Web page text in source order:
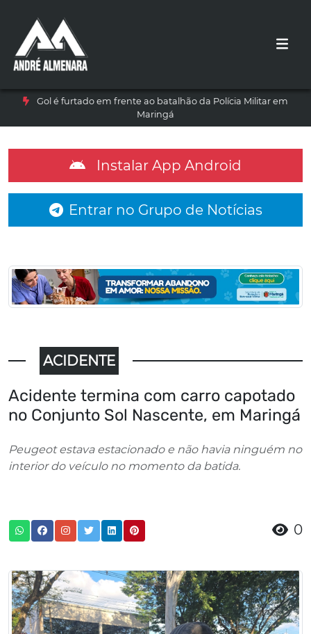
Gol é furtado em frente ao batalhão da Polícia Militar em
Maringá
Instalar App Android
Entrar no Grupo de Notícias
ACIDENTE
Acidente termina com carro capotado
no Conjunto Sol Nascente, em Maringá
Peugeot estava estacionado e não havia ninguém no
interior do veículo no momento da batida.
0